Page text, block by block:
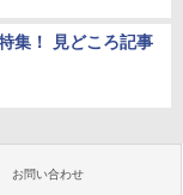
集！ 見どころ記事
お問い合わせ